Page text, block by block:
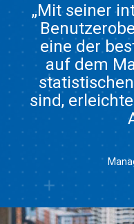
„Mit seiner
eine der
auf dem
sind,